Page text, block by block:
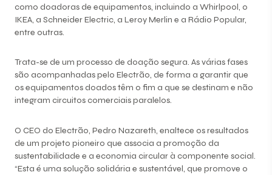
como doadoras de equipamentos, incluindo a Whirlpool, o
IKEA, a Schneider Electric, a Leroy Merlin e a Rádio Popular,
entre outras.
Trata-se de um processo de doação segura. As várias fases
são acompanhadas pelo Electrão, de forma a garantir que
os equipamentos doados têm o fim a que se destinam e não
integram circuitos comerciais paralelos.
O CEO do Electrão, Pedro Nazareth, enaltece os resultados
de um projeto pioneiro que associa a promoção da
sustentabilidade e a economia circular à componente social.
“Esta é uma solução solidária e sustentável, que promove o